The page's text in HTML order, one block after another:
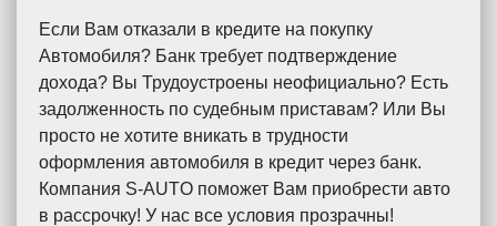
Если Вам отказали в кредите на покупку
Автомобиля? Банк требует подтверждение
дохода? Вы Трудоустроены неофициально? Есть
задолженность по судебным приставам? Или Вы
просто не хотите вникать в трудности
оформления автомобиля в кредит через банк.
Компания S-AUTO поможет Вам приобрести авто
в рассрочку! У нас все условия прозрачны!